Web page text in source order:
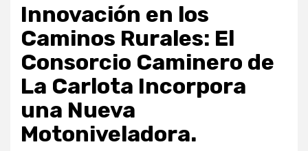
Innovación en los
Caminos Rurales: El
Consorcio Caminero de
La Carlota Incorpora
una Nueva
Motoniveladora.